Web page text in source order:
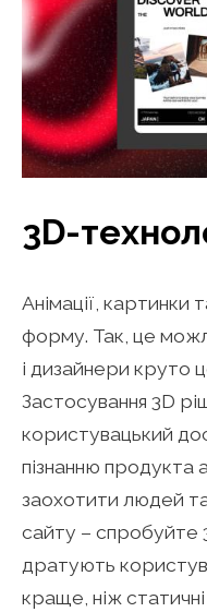
3D-
Анімації,
форму. Так, це
і дизайнери круто
Застосування 3D
користувацький
пізнанню продукта
заохотити людей та
сайту – спробуйте
дратують
краще, ніж статичні